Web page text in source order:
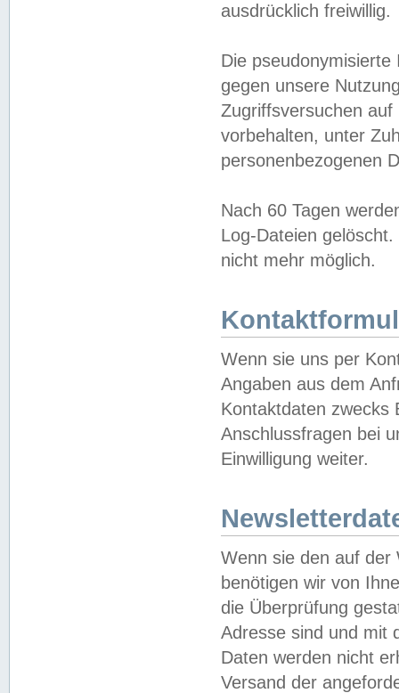
ausdrücklich freiwillig.
Die
gegen unsere
Zugriffsversuchen
vorbehalten, unter
personenbezogenen
Nach 60 Tagen
Log-Dateien
nicht mehr möglich.
Wenn sie uns per
Angaben aus dem
Kontaktdaten zwecks
Anschlussfragen bei
Einwilligung weiter.
Wenn sie den auf der
benötigen wir von
die Überprüfung
Adresse sind und mit
Daten werden nicht
Versand der